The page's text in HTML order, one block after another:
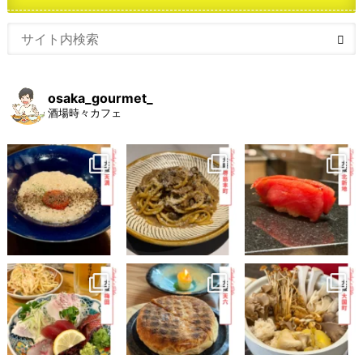
osaka_gourmet_
酒場時々カフェ